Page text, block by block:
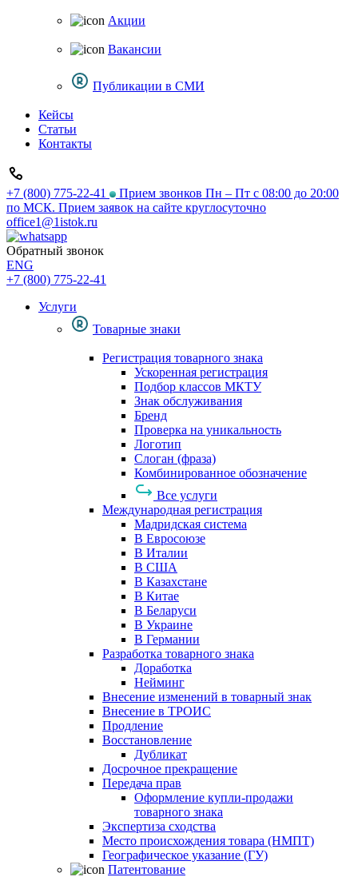
Акции
Вакансии
Публикации в СМИ
Кейсы
Статьи
Контакты
+7 (800) 775-22-41
Прием звонков Пн – Пт с 08:00 до 20:00
по МСК. Прием заявок на сайте круглосуточно
office1@1istok.ru
Обратный звонок
ENG
+7 (800) 775-22-41
Услуги
Товарные знаки
Регистрация товарного знака
Ускоренная регистрация
Подбор классов МКТУ
Знак обслуживания
Бренд
Проверка на уникальность
Логотип
Слоган (фраза)
Комбинированное обозначение
Все услуги
Международная регистрация
Мадридская система
В Евросоюзе
В Италии
В США
В Казахстане
В Китае
В Беларуси
В Украине
В Германии
Разработка товарного знака
Доработка
Нейминг
Внесение изменений в товарный знак
Внесение в ТРОИС
Продление
Восстановление
Дубликат
Досрочное прекращение
Передача прав
Оформление купли-продажи
товарного знака
Экспертиза сходства
Место происхождения товара (НМПТ)
Географическое указание (ГУ)
Патентование